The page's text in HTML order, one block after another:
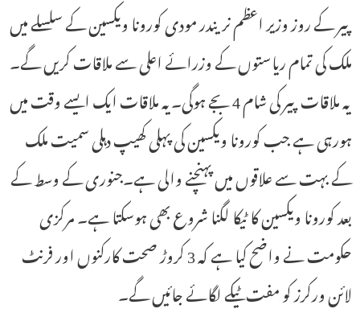
پیر کے روز وزیر اعظم نریندر مودی کورونا ویکسین کے سلسلے میں
ملک کی تمام ریاستوں کے وزرائے اعلی سے ملاقات کریں گے۔
یہ ملاقات پیر کی شام 4 بجے ہوگی۔یہ ملاقات ایک ایسے وقت میں
ہورہی ہے جب کورونا ویکسین کی پہلی کھیپ دہلی سمیت ملک
کے بہت سے علاقوں میں پہنچنے والی ہے۔جنوری کے وسط کے
بعد کورونا ویکسین کا ٹیکا لگنا شروع بھی ہوسکتا ہے۔ مرکزی
حکومت نے واضح کیا ہے کہ 3 کروڑ صحت کارکنوں اور فرنٹ
لائن ورکرز کو مفت ٹیکے لگائے جائیں گے۔